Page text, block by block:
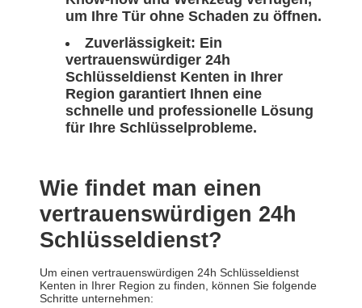
um Ihre Tür ohne Schaden zu öffnen.
Zuverlässigkeit: Ein
vertrauenswürdiger 24h
Schlüsseldienst Kenten in Ihrer
Region garantiert Ihnen eine
schnelle und professionelle Lösung
für Ihre Schlüsselprobleme.
Wie findet man einen
vertrauenswürdigen 24h
Schlüsseldienst?
Um einen vertrauenswürdigen 24h Schlüsseldienst
Kenten in Ihrer Region zu finden, können Sie folgende
Schritte unternehmen: